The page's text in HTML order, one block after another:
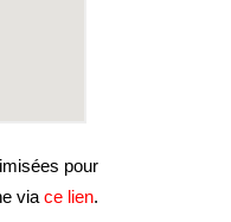
pour
via ce lien.